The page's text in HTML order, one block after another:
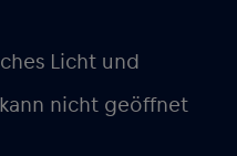
Licht und
nicht geöffnet